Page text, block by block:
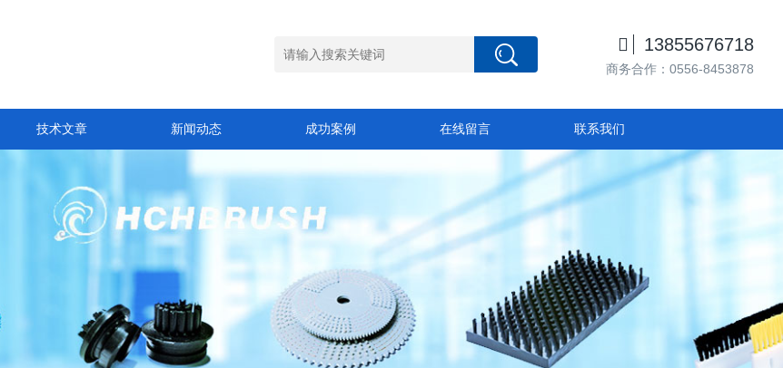
 13855676718
商务合作：0556-8453878
技术文章 新闻动态 成功案例 在线留言 联系我们